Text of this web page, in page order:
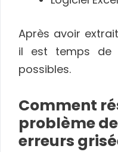
Après avoir
il est temps de
possibles.
Comment
problème
erreurs